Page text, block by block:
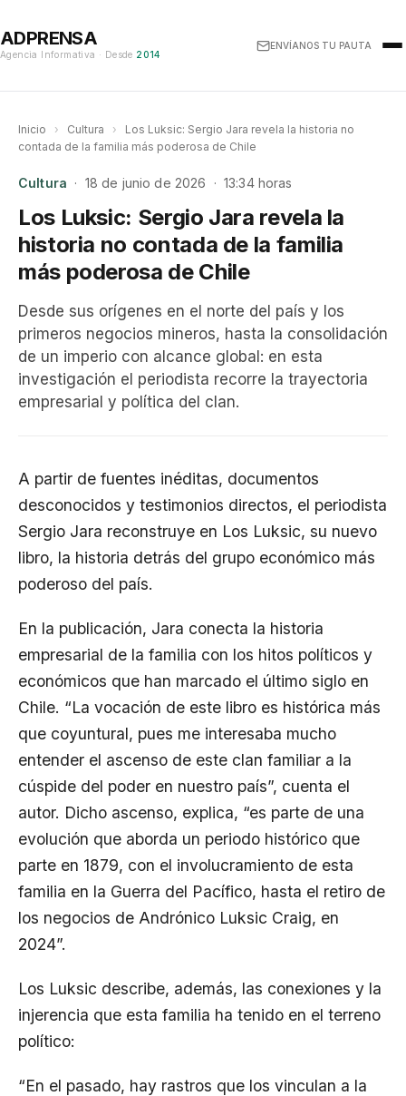
ADPRENSA
Agencia Informativa · Desde 2014
ENVÍANOS TU PAUTA
Inicio › Cultura ›
Los Luksic: Sergio Jara revela la historia no
contada de la familia más poderosa de Chile
Cultura · 18 de junio de 2026 · 13:34 horas
Los Luksic: Sergio Jara revela la
historia no contada de la familia
más poderosa de Chile
Desde sus orígenes en el norte del país y los
primeros negocios mineros, hasta la consolidación
de un imperio con alcance global: en esta
investigación el periodista recorre la trayectoria
empresarial y política del clan.
A partir de fuentes inéditas, documentos
desconocidos y testimonios directos, el periodista
Sergio Jara reconstruye en Los Luksic, su nuevo
libro, la historia detrás del grupo económico más
poderoso del país.
En la publicación, Jara conecta la historia
empresarial de la familia con los hitos políticos y
económicos que han marcado el último siglo en
Chile. “La vocación de este libro es histórica más
que coyuntural, pues me interesaba mucho
entender el ascenso de este clan familiar a la
cúspide del poder en nuestro país”, cuenta el
autor. Dicho ascenso, explica, “es parte de una
evolución que aborda un periodo histórico que
parte en 1879, con el involucramiento de esta
familia en la Guerra del Pacífico, hasta el retiro de
los negocios de Andrónico Luksic Craig, en
2024”.
Los Luksic describe, además, las conexiones y la
injerencia que esta familia ha tenido en el terreno
político:
“En el pasado, hay rastros que los vinculan a la